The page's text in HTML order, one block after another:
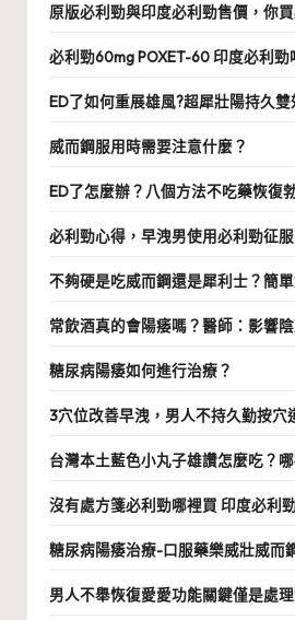
原版必利勁與印度必利勁售價，你
必利勁60mg POXET-60 印度必利勁
ED了如何重展雄風?超犀壯陽持久雙
威而鋼服用時需要注意什麼？
ED了怎麼辦？八個方法不吃藥恢復
必利勁心得，早洩男使用必利勁征
不夠硬是吃威而鋼還是犀利士？簡
常飲酒真的會陽痿嗎？醫師：影響
糖尿病陽痿如何進行治療？
3穴位改善早洩，男人不持久勤按穴
台灣本土藍色小丸子雄讚怎麼吃？
沒有處方箋必利勁哪裡買 印度必利
糖尿病陽痿治療-口服藥樂威壯威而
男人不舉恢復愛愛功能關鍵僅是處